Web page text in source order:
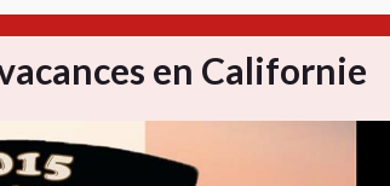
en Californie